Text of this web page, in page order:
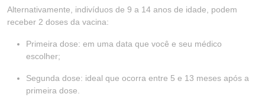
Alternativamente, indivíduos de 9 a 14 anos de idade, podem
receber 2 doses da vacina:
Primeira dose: em uma data que você e seu médico
escolher;
Segunda dose: ideal que ocorra entre 5 e 13 meses após a
primeira dose.